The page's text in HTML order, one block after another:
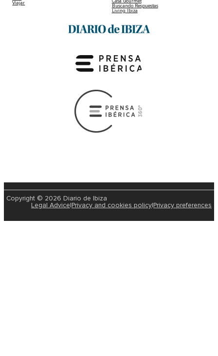
Viajar
Casa Gourmet
Buscando Respuestas
Living Ibiza
Copyright © 2026 Diario de Ibiza
Legal Advice|Privacy and cookies policy|Privacy preferences